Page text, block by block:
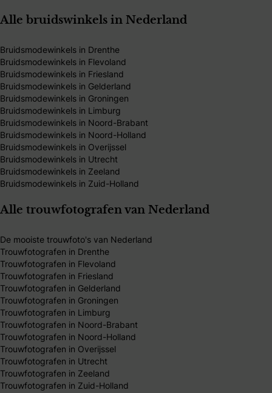
Alle bruidswinkels in Nederland
Bruidsmodewinkels in Drenthe
Bruidsmodewinkels in Flevoland
Bruidsmodewinkels in Friesland
Bruidsmodewinkels in Gelderland
Bruidsmodewinkels in Groningen
Bruidsmodewinkels in Limburg
Bruidsmodewinkels in Noord-Brabant
Bruidsmodewinkels in Noord-Holland
Bruidsmodewinkels in Overijssel
Bruidsmodewinkels in Utrecht
Bruidsmodewinkels in Zeeland
Bruidsmodewinkels in Zuid-Holland
Alle trouwfotografen van Nederland
De mooiste trouwfoto's van Nederland
Trouwfotografen in Drenthe
Trouwfotografen in Flevoland
Trouwfotografen in Friesland
Trouwfotografen in Gelderland
Trouwfotografen in Groningen
Trouwfotografen in Limburg
Trouwfotografen in Noord-Brabant
Trouwfotografen in Noord-Holland
Trouwfotografen in Overijssel
Trouwfotografen in Utrecht
Trouwfotografen in Zeeland
Trouwfotografen in Zuid-Holland